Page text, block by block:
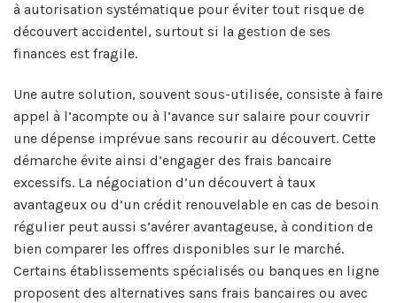
à autorisation systématique pour éviter tout risque de
découvert accidentel, surtout si la gestion de ses
finances est fragile.
Une autre solution, souvent sous-utilisée, consiste à faire
appel à l’acompte ou à l’avance sur salaire pour couvrir
une dépense imprévue sans recourir au découvert. Cette
démarche évite ainsi d’engager des frais bancaire
excessifs. La négociation d’un découvert à taux
avantageux ou d’un crédit renouvelable en cas de besoin
régulier peut aussi s’avérer avantageuse, à condition de
bien comparer les offres disponibles sur le marché.
Certains établissements spécialisés ou banques en ligne
proposent des alternatives sans frais bancaires ou avec